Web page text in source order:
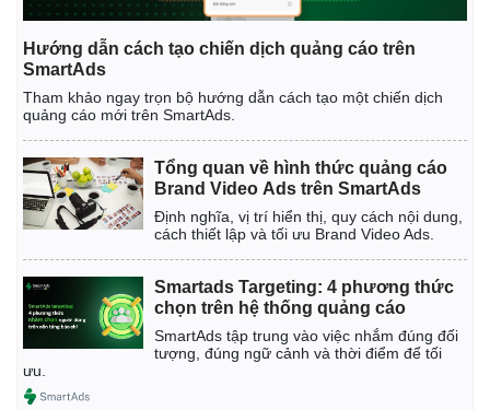
Hướng dẫn cách tạo chiến dịch quảng cáo trên
SmartAds
Tham khảo ngay trọn bộ hướng dẫn cách tạo một chiến dịch
quảng cáo mới trên SmartAds.
Tổng quan về hình thức quảng cáo
Brand Video Ads trên SmartAds
Định nghĩa, vị trí hiển thị, quy cách nội dung,
cách thiết lập và tối ưu Brand Video Ads.
Smartads Targeting: 4 phương thức
chọn trên hệ thống quảng cáo
SmartAds tập trung vào việc nhắm đúng đối
tượng, đúng ngữ cảnh và thời điểm để tối
ưu.